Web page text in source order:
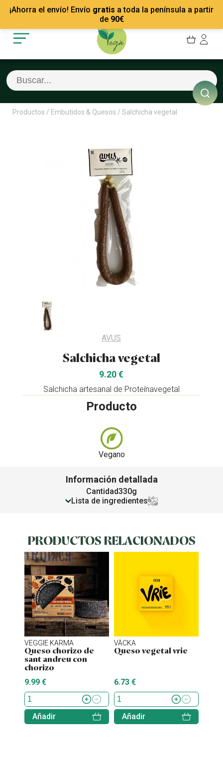
¡Ahorra el envío! Envío gratis a toda la península a partir
de 90€
Mis Pedidos
Mis favoritos
Cerrar sesión
Recetas
Empresas
Contacto
Productos / Embutidos & Quesos / Salchicha vegetal
AVUS
Salchicha vegetal
9.20 €
Salchicha artesanal de Proteínavegetal
Producto
Vegano
Información detallada
Cantidad330g
Lista de ingredientes
PRODUCTOS RELACIONADOS
VEGGIE KARMA
Queso chorizo de
sant andreu con
chorizo
9.99 €
Añadir
VÄCKA
Queso vegetal vrie
6.73 €
Añadir